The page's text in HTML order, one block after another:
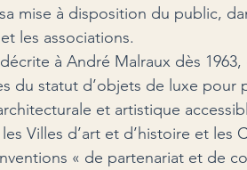
mise à disposition du public,
les associations.
à André Malraux dès 1963,
du statut d’objets de luxe pour
et artistique
Villes d’art et d’histoire et les
« de partenariat et de